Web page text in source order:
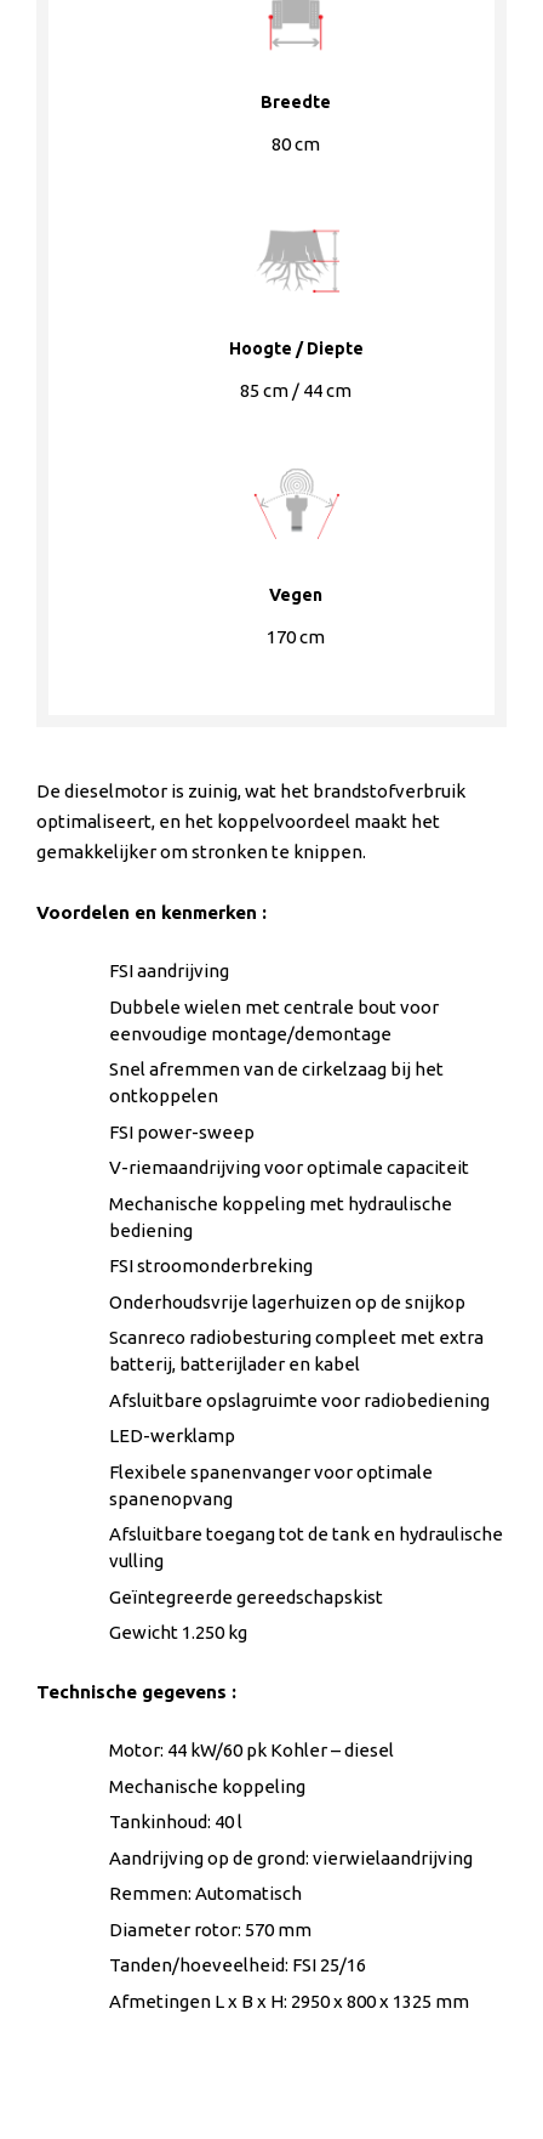
Breedte
80 cm
Hoogte / Diepte
85 cm / 44 cm
Vegen
170 cm
De dieselmotor is zuinig, wat het brandstofverbruik
optimaliseert, en het koppelvoordeel maakt het
gemakkelijker om stronken te knippen.
Voordelen en kenmerken :
FSI aandrijving
Dubbele wielen met centrale bout voor
eenvoudige montage/demontage
Snel afremmen van de cirkelzaag bij het
ontkoppelen
FSI power-sweep
V-riemaandrijving voor optimale capaciteit
Mechanische koppeling met hydraulische
bediening
FSI stroomonderbreking
Onderhoudsvrije lagerhuizen op de snijkop
Scanreco radiobesturing compleet met extra
batterij, batterijlader en kabel
Afsluitbare opslagruimte voor radiobediening
LED-werklamp
Flexibele spanenvanger voor optimale
spanenopvang
Afsluitbare toegang tot de tank en hydraulische
vulling
Geïntegreerde gereedschapskist
Gewicht 1.250 kg
Technische gegevens :
Motor: 44 kW/60 pk Kohler – diesel
Mechanische koppeling
Tankinhoud: 40 l
Aandrijving op de grond: vierwielaandrijving
Remmen: Automatisch
Diameter rotor: 570 mm
Tanden/hoeveelheid: FSI 25/16
Afmetingen L x B x H: 2950 x 800 x 1325 mm